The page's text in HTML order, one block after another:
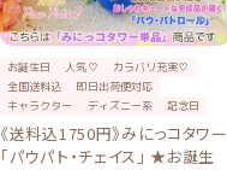
お誕生日 人気♡
カラバリ充実♡
全国送料込
即日出荷便対応
キャラクター
ディズニー系 記念日
《送料込1750円》みにっコタワー
「パウパト・チェイス」 ★お誕生